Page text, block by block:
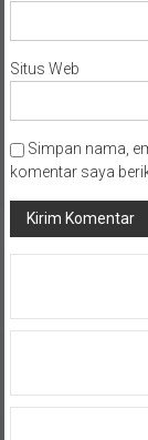
Situs Web
Simpan nama,
komentar saya